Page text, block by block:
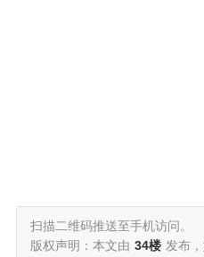
扫描二维码推送至手机访问。
版权声明：本文由 34楼 发布